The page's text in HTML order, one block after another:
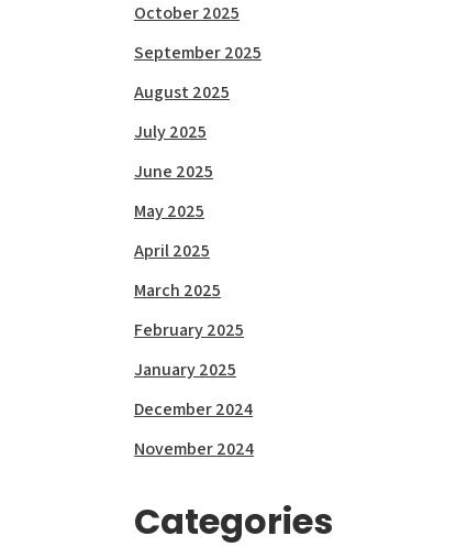
October 2025
September 2025
August 2025
July 2025
June 2025
May 2025
April 2025
March 2025
February 2025
January 2025
December 2024
November 2024
Categories